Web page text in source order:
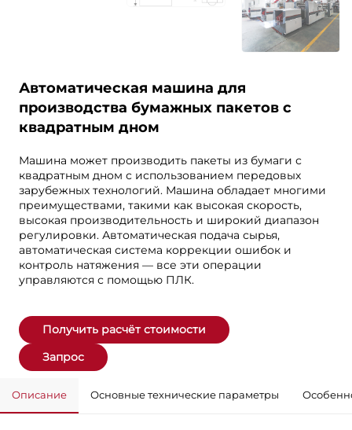
Автоматическая машина для
производства бумажных пакетов с
квадратным дном
Машина может производить пакеты из бумаги с
квадратным дном с использованием передовых
зарубежных технологий. Машина обладает многими
преимуществами, такими как высокая скорость,
высокая производительность и широкий диапазон
регулировки. Автоматическая подача сырья,
автоматическая система коррекции ошибок и
контроль натяжения — все эти операции
управляются с помощью ПЛК.
Получить расчёт стоимости
Запрос
Описание Основные технические параметры